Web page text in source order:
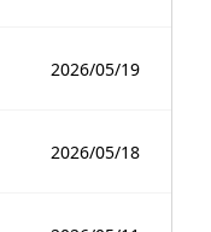
2026/05/19
2026/05/18